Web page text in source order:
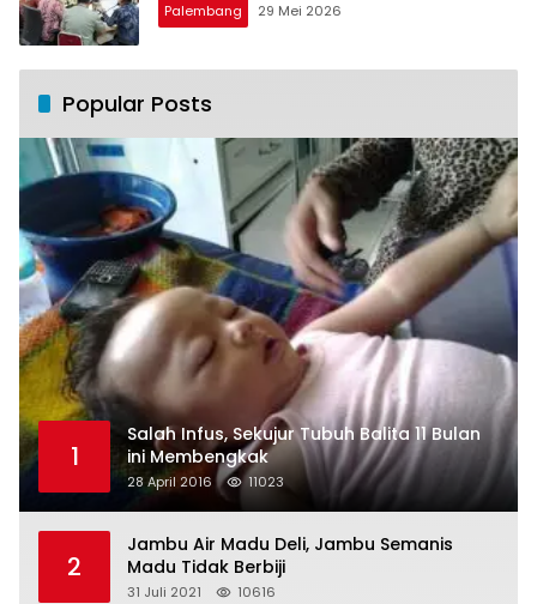
Palembang 29 Mei 2026
Popular Posts
1
Salah Infus, Sekujur Tubuh Balita 11 Bulan
ini Membengkak
28 April 2016 11023
2
Jambu Air Madu Deli, Jambu Semanis
Madu Tidak Berbiji
31 Juli 2021 10616